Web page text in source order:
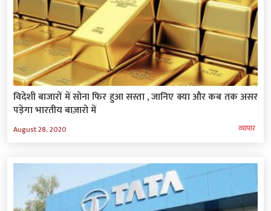
विदेशी बाजारों में सोना फिर हुआ सस्ता , जानिए क्या और कब तक असर
पड़ेगा भारतीय बाज़ारो में
August 28, 2020 व्‍यापार